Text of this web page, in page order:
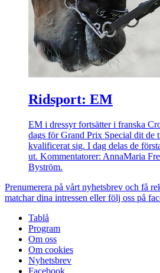
Ridsport: EM
EM i dressyr fortsätter i franska
dags för Grand Prix Special dit de
kvalificerat sig. I dag delas de
ut. Kommentatorer: AnnaMaria
Byström.
Prenumerera på vårt nyhetsbrev och få
matchar dina intressen eller följ oss på
Tablå
Program
Om oss
Om cookies
Nyhetsbrev
Facebook